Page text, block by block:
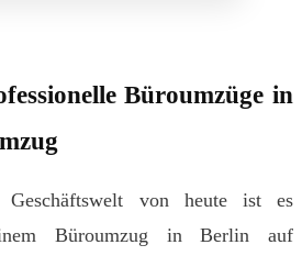
Büroumzüge in
Geschäftswelt von heute ist es
Büroumzug in Berlin auf